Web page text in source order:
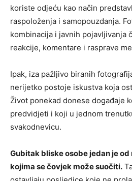
koriste odjeću kao način
raspoloženja i samopouzdanja.
kombinacija i javnih pojavljivanja
reakcije, komentare i rasprave
Ipak, iza pažljivo biranih
nerijetko postoje iskustva koja
Život ponekad donese događaje
predvidjeti i koji u jednom
svakodnevicu.
Gubitak bliske osobe jedan je
kojima se čovjek može suočiti.